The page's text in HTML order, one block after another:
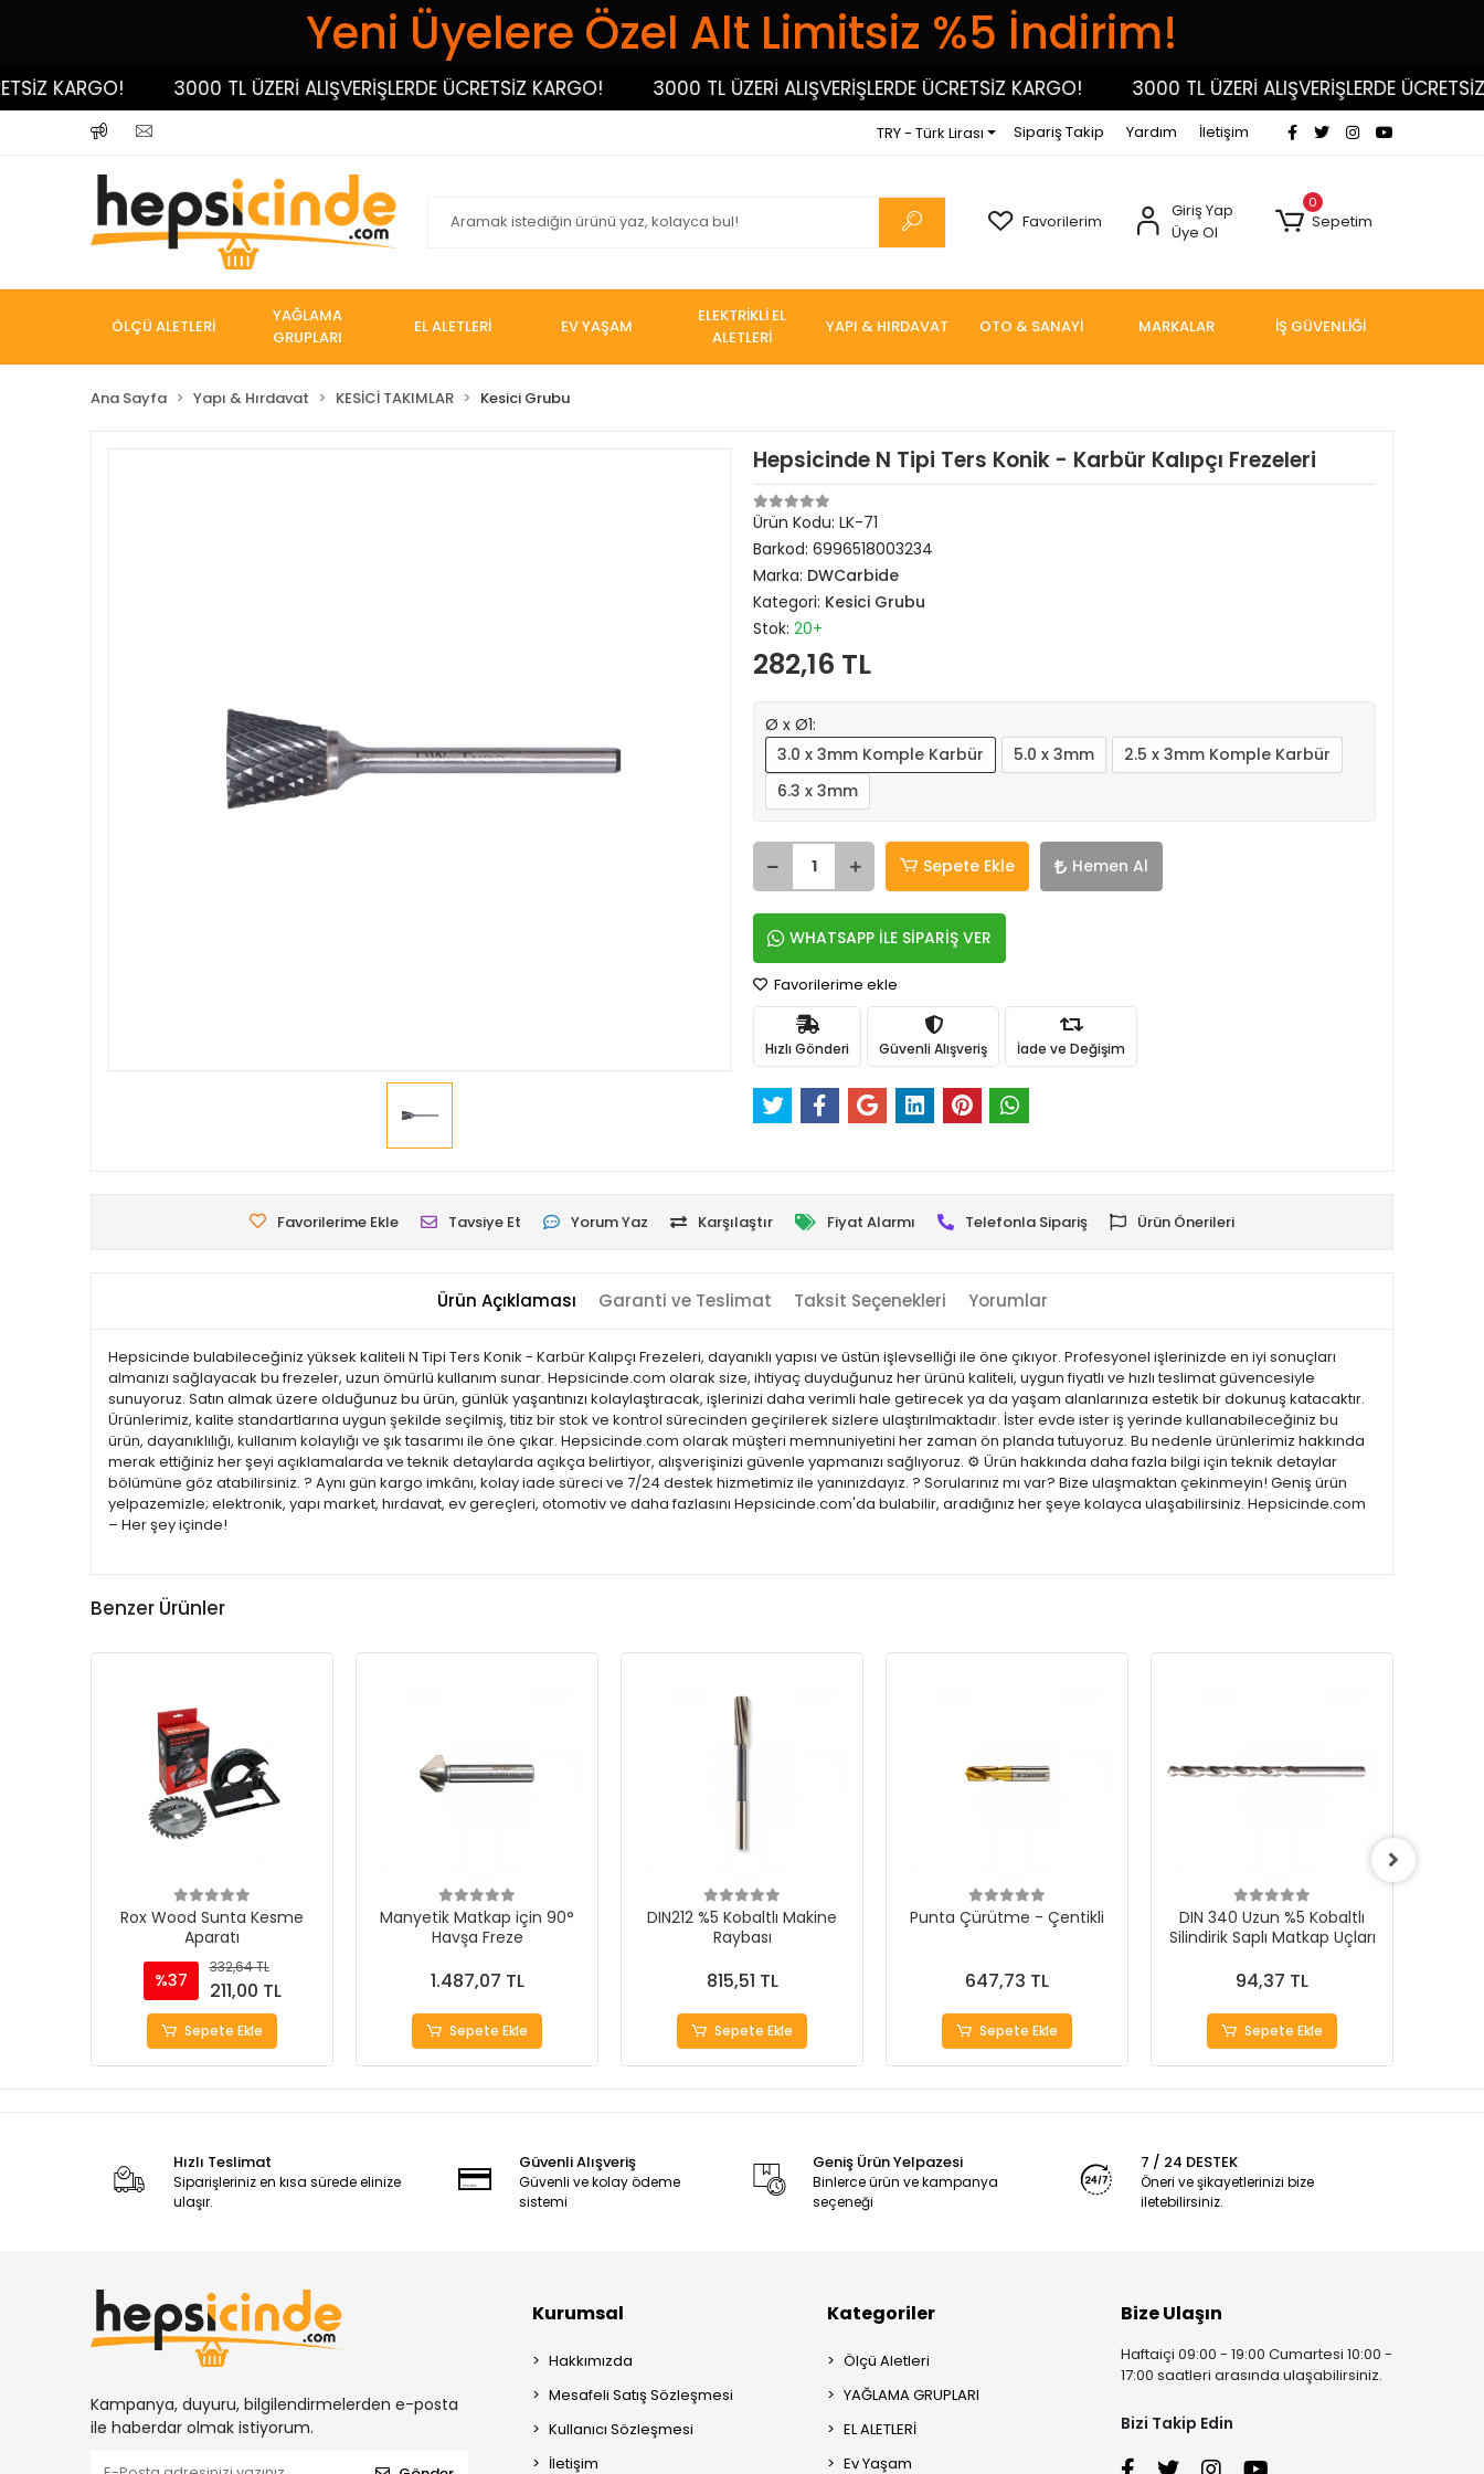
Yeni Üyelere Özel Alt Limitsiz %5 İndirim!
KARGO! 3000 TL ÜZERİ ALIŞVERİŞLERDE ÜCRETSİZ KARGO! 3000 TL ÜZERİ ALIŞVERİŞLERDE ÜCRETSİZ KARGO! 3000 TL ÜZERİ ALIŞVERİŞLERDE ÜCRETSİZ
TRY - Türk Lirası Sipariş Takip Yardım İletişim
Favorilerim
Giriş Yap
Üye Ol
0
Sepetim
ÖLÇÜ ALETLERİ
YAĞLAMA
GRUPLARI
EL ALETLERİ EV YAŞAM
ELEKTRİKLİ EL
ALETLERİ
YAPI & HIRDAVAT OTO & SANAYİ MARKALAR İŞ GÜVENLİĞİ
Ana Sayfa Yapı & Hırdavat KESİCİ TAKIMLAR Kesici Grubu
Hepsicinde N Tipi Ters Konik - Karbür Kalıpçı Frezeleri
Ürün Kodu: LK-71
Barkod: 6996518003234
Marka: DWCarbide
Kategori: Kesici Grubu
Stok: 20+
282,16 TL
Ø x Ø1:
3.0 x 3mm Komple Karbür
5.0 x 3mm
2.5 x 3mm Komple Karbür
6.3 x 3mm
Sepete Ekle Hemen Al
WHATSAPP İLE SİPARİŞ VER
Favorilerime ekle
Hızlı Gönderi Güvenli Alışveriş İade ve Değişim
Favorilerime Ekle Tavsiye Et Yorum Yaz Karşılaştır Fiyat Alarmı Telefonla Sipariş Ürün Önerileri
Ürün Açıklaması Garanti ve Teslimat Taksit Seçenekleri Yorumlar
Hepsicinde bulabileceğiniz yüksek kaliteli N Tipi Ters Konik - Karbür Kalıpçı Frezeleri, dayanıklı yapısı ve üstün işlevselliği ile öne çıkıyor. Profesyonel işlerinizde en iyi sonuçları
almanızı sağlayacak bu frezeler, uzun ömürlü kullanım sunar. Hepsicinde.com olarak size, ihtiyaç duyduğunuz her ürünü kaliteli, uygun fiyatlı ve hızlı teslimat güvencesiyle
sunuyoruz. Satın almak üzere olduğunuz bu ürün, günlük yaşantınızı kolaylaştıracak, işlerinizi daha verimli hale getirecek ya da yaşam alanlarınıza estetik bir dokunuş katacaktır.
Ürünlerimiz, kalite standartlarına uygun şekilde seçilmiş, titiz bir stok ve kontrol sürecinden geçirilerek sizlere ulaştırılmaktadır. İster evde ister iş yerinde kullanabileceğiniz bu
ürün, dayanıklılığı, kullanım kolaylığı ve şık tasarımı ile öne çıkar. Hepsicinde.com olarak müşteri memnuniyetini her zaman ön planda tutuyoruz. Bu nedenle ürünlerimiz hakkında
merak ettiğiniz her şeyi açıklamalarda ve teknik detaylarda açıkça belirtiyor, alışverişinizi güvenle yapmanızı sağlıyoruz. ⚙️ Ürün hakkında daha fazla bilgi için teknik detaylar
bölümüne göz atabilirsiniz. ? Aynı gün kargo imkânı, kolay iade süreci ve 7/24 destek hizmetimiz ile yanınızdayız. ? Sorularınız mı var? Bize ulaşmaktan çekinmeyin! Geniş ürün
yelpazemizle; elektronik, yapı market, hırdavat, ev gereçleri, otomotiv ve daha fazlasını Hepsicinde.com'da bulabilir, aradığınız her şeye kolayca ulaşabilirsiniz. Hepsicinde.com
– Her şey içinde!
Benzer Ürünler
Rox Wood Sunta Kesme
Aparatı
%37
332,64 TL
211,00 TL
Sepete Ekle
Manyetik Matkap için 90°
Havşa Freze
1.487,07 TL
Sepete Ekle
DIN212 %5 Kobaltlı Makine
Raybası
815,51 TL
Sepete Ekle
Punta Çürütme - Çentikli
647,73 TL
Sepete Ekle
DIN 340 Uzun %5 Kobaltlı
Silindirik Saplı Matkap Uçları
94,37 TL
Sepete Ekle
Hızlı Teslimat
Siparişleriniz en kısa sürede elinize
ulaşır.
Güvenli Alışveriş
Güvenli ve kolay ödeme
sistemi
Geniş Ürün Yelpazesi
Binlerce ürün ve kampanya
seçeneği
7 / 24 DESTEK
Öneri ve şikayetlerinizi bize
iletebilirsiniz.
Kampanya, duyuru, bilgilendirmelerden e-posta
ile haberdar olmak istiyorum.
Kurumsal
Hakkımızda
Mesafeli Satış Sözleşmesi
Kullanıcı Sözleşmesi
İletişim
Kategoriler
Ölçü Aletleri
YAĞLAMA GRUPLARI
EL ALETLERİ
Ev Yaşam
Bize Ulaşın
Haftaiçi 09:00 - 19:00 Cumartesi 10:00 -
17:00 saatleri arasında ulaşabilirsiniz.
Bizi Takip Edin